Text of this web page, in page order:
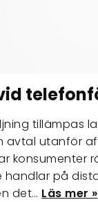
tillämpas
utanför
konsumenter
handlar på
det… Läs mer »